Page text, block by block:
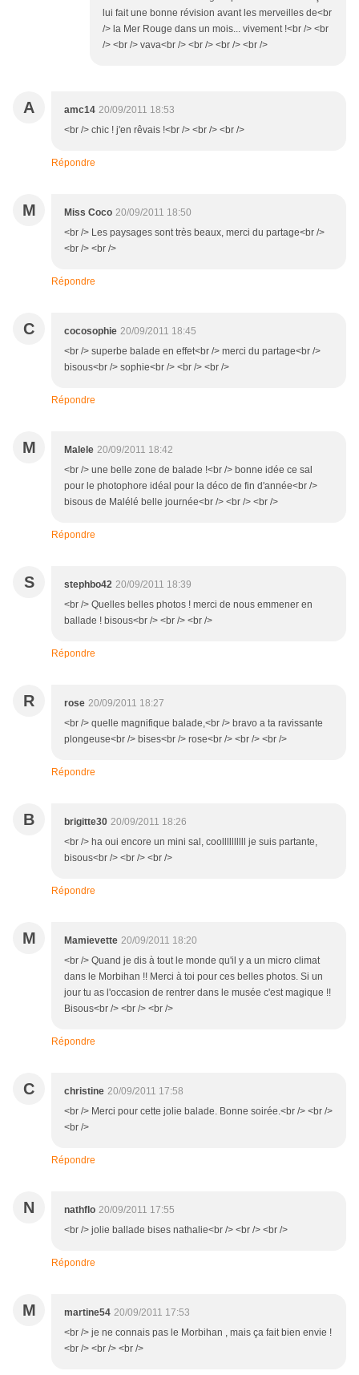
lui fait une bonne révision avant les merveilles de<br
/> la Mer Rouge dans un mois... vivement !<br /> <br
/> <br /> vava<br /> <br /> <br /> <br />
A amc14 20/09/2011 18:53
<br /> chic ! j'en rêvais !<br /> <br /> <br />
Répondre
M Miss Coco 20/09/2011 18:50
<br /> Les paysages sont très beaux, merci du partage<br />
<br /> <br />
Répondre
C cocosophie 20/09/2011 18:45
<br /> superbe balade en effet<br /> merci du partage<br />
bisous<br /> sophie<br /> <br /> <br />
Répondre
M Malele 20/09/2011 18:42
<br /> une belle zone de balade !<br /> bonne idée ce sal
pour le photophore idéal pour la déco de fin d'année<br />
bisous de Malélé belle journée<br /> <br /> <br />
Répondre
S stephbo42 20/09/2011 18:39
<br /> Quelles belles photos ! merci de nous emmener en
ballade ! bisous<br /> <br /> <br />
Répondre
R rose 20/09/2011 18:27
<br /> quelle magnifique balade,<br /> bravo a ta ravissante
plongeuse<br /> bises<br /> rose<br /> <br /> <br />
Répondre
B brigitte30 20/09/2011 18:26
<br /> ha oui encore un mini sal, coollllllllll je suis partante,
bisous<br /> <br /> <br />
Répondre
M Mamievette 20/09/2011 18:20
<br /> Quand je dis à tout le monde qu'il y a un micro climat
dans le Morbihan !! Merci à toi pour ces belles photos. Si un
jour tu as l'occasion de rentrer dans le musée c'est magique !!
Bisous<br /> <br /> <br />
Répondre
C christine 20/09/2011 17:58
<br /> Merci pour cette jolie balade. Bonne soirée.<br /> <br />
<br />
Répondre
N nathflo 20/09/2011 17:55
<br /> jolie ballade bises nathalie<br /> <br /> <br />
Répondre
M martine54 20/09/2011 17:53
<br /> je ne connais pas le Morbihan , mais ça fait bien envie !
<br /> <br /> <br />